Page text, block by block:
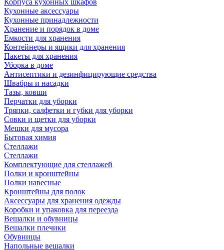
Корпуса кухонных шкафов
Кухонные аксессуары
Кухонные принадлежности
Хранение и порядок в доме
Емкости для хранения
Контейнеры и ящики для хранения
Пакеты для хранения
Уборка в доме
Антисептики и дезинфицирующие средства
Швабры и насадки
Тазы, ковши
Перчатки для уборки
Тряпки, салфетки и губки для уборки
Совки и щетки для уборки
Мешки для мусора
Бытовая химия
Стеллажи
Стеллажи
Комплектующие для стеллажей
Полки и кронштейны
Полки навесные
Кронштейны для полок
Аксессуары для хранения одежды
Коробки и упаковка для переезда
Вешалки и обувницы
Вешалки плечики
Обувницы
Напольные вешалки